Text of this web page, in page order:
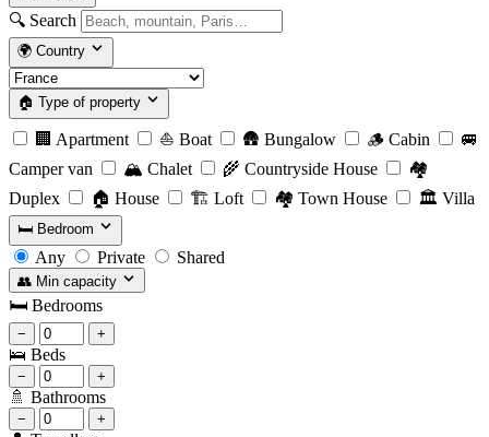
🔍 Search
🌍 Country
🏠 Type of property
🏢 Apartment ⛵ Boat 🛖 Bungalow 🪵 Cabin
🚐
Camper van
🏔️ Chalet 🌾 Countryside House
🏘️
Duplex
🏠 House 🏗️ Loft 🏘️ Town House 🏛️ Villa
🛏️ Bedroom
Any Private Shared
👥 Min capacity
🛏️ Bedrooms
− +
🛌 Beds
− +
🚿 Bathrooms
− +